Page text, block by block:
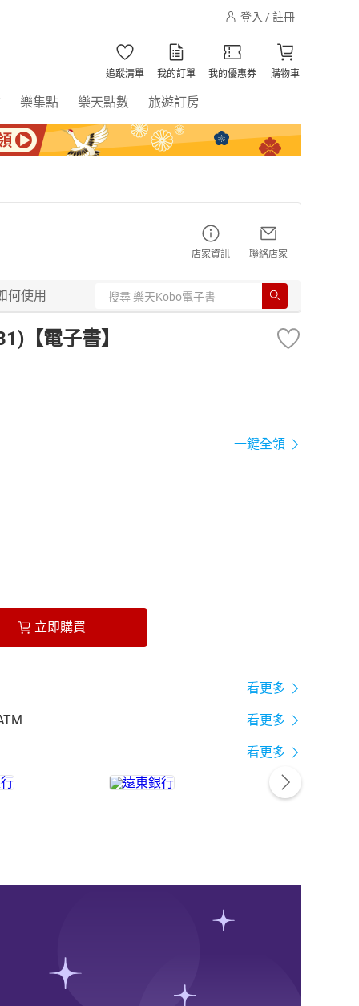
登入 / 註冊
追蹤清單 我的訂單 我的優惠券 購物車
樂集點 樂天點數 旅遊訂房
店家資訊 聯絡店家
何使用
【電子書】
一鍵全領
立即購買
看更多
看更多
看更多